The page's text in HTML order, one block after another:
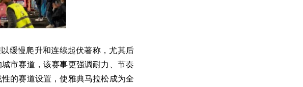
缓慢爬升和连续起伏著称，尤其后
市赛道，该赛事更强调耐力、节奏
的赛道设置，使雅典马拉松成为全